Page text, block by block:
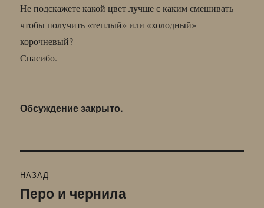
Не подскажете какой цвет лучше с каким смешивать
чтобы получить «теплый» или «холодный»
корочневый?
Спасибо.
Обсуждение закрыто.
по
НАЗАД
Предыдущая
Перо и чернила